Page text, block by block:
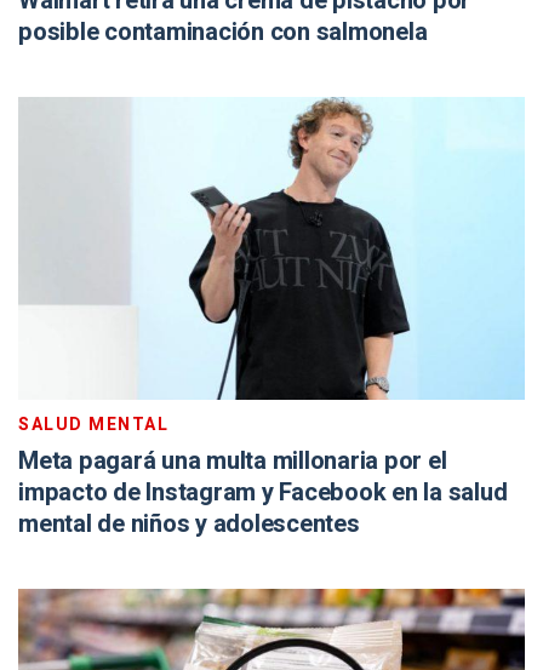
posible contaminación con salmonela
SALUD MENTAL
Meta pagará una multa millonaria por el
impacto de Instagram y Facebook en la salud
mental de niños y adolescentes